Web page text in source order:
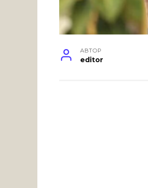
АВТОР
editor